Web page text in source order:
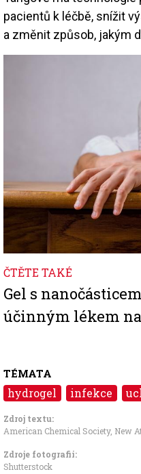
pacientů k léčbě, snížit
a změnit způsob, jakým
ČTĚTE TAKÉ
Gel s
účinným lékem
TÉMATA
hydrogel infekce
Zdroj textu:
American Chemical Society, New
Zdroje fotografii:
Shutterstock